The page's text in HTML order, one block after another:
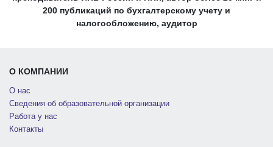
200 публикаций по бухгалтерскому учету и
налогообложению, аудитор
О КОМПАНИИ
О нас
Сведения об образовательной организации
Работа у нас
Контакты